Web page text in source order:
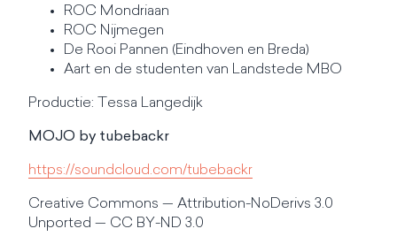
ROC Mondriaan
ROC Nijmegen
De Rooi Pannen (Eindhoven en Breda)
Aart en de studenten van Landstede MBO
Productie: Tessa Langedijk
MOJO by tubebackr
https://soundcloud.com/tubebackr
Creative Commons — Attribution-NoDerivs 3.0
Unported — CC BY-ND 3.0